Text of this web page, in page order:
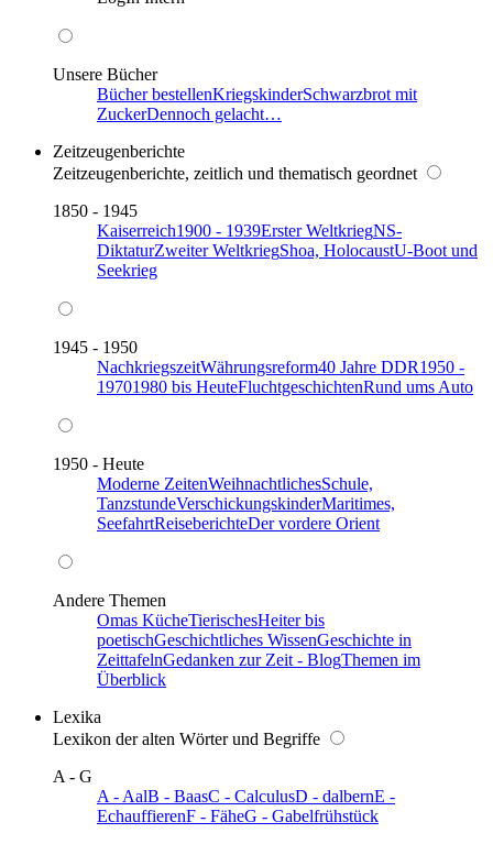
Unsere Bücher
Bücher bestellenKriegskinderSchwarzbrot mit
ZuckerDennoch gelacht…
Zeitzeugenberichte
Zeitzeugenberichte, zeitlich und thematisch geordnet
1850 - 1945
Kaiserreich1900 - 1939Erster WeltkriegNS-
DiktaturZweiter WeltkriegShoa, HolocaustU-Boot und
Seekrieg
1945 - 1950
NachkriegszeitWährungsreform40 Jahre DDR1950 -
19701980 bis HeuteFluchtgeschichtenRund ums Auto
1950 - Heute
Moderne ZeitenWeihnachtlichesSchule,
TanzstundeVerschickungskinderMaritimes,
SeefahrtReiseberichteDer vordere Orient
Andere Themen
Omas KücheTierischesHeiter bis
poetischGeschichtliches WissenGeschichte in
ZeittafelnGedanken zur Zeit - BlogThemen im
Überblick
Lexika
Lexikon der alten Wörter und Begriffe
A - G
A - AalB - BaasC - CalculusD - dalbernE -
EchauffierenF - FäheG - Gabelfrühstück